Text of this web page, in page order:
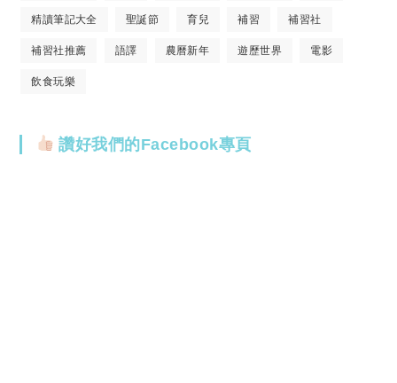
精讀筆記大全 聖誕節 育兒 補習 補習社
補習社推薦 語譯 農曆新年 遊歷世界 電影
飲食玩樂
讚好我們的Facebook專頁